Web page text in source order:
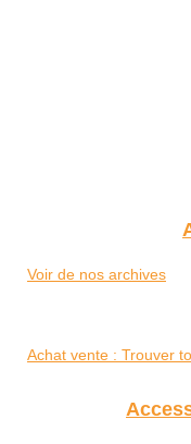
Voir de nos archives
Achat vente : Trouver